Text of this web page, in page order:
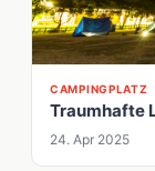
CAMPINGPLATZ
Traumhafte
24. Apr 2025